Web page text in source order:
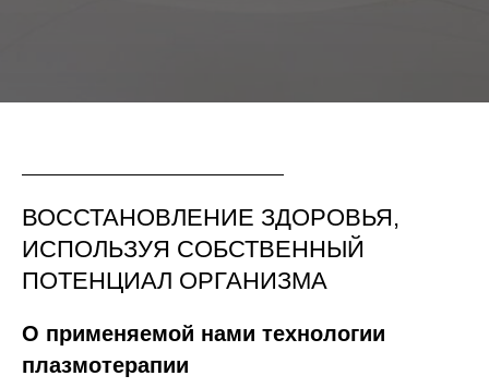
ВОССТАНОВЛЕНИЕ ЗДОРОВЬЯ,
ИСПОЛЬЗУЯ СОБСТВЕННЫЙ
ПОТЕНЦИАЛ ОРГАНИЗМА
О применяемой нами технологии
плазмотерапии